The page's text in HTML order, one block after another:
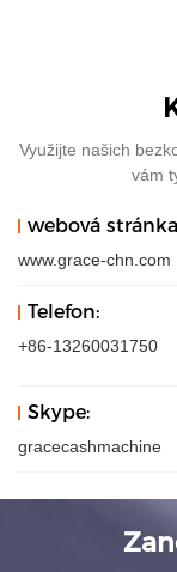
Využijte našich
vám
webová
www.grace-chn.com
Telefon:
+86-13260031750
Skype:
gracecashmachine